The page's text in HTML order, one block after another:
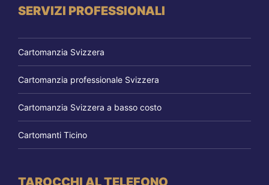
SERVIZI PROFESSIONALI
Cartomanzia Svizzera
Cartomanzia professionale Svizzera
Cartomanzia Svizzera a basso costo
Cartomanti Ticino
TAROCCHI AL TELEFONO